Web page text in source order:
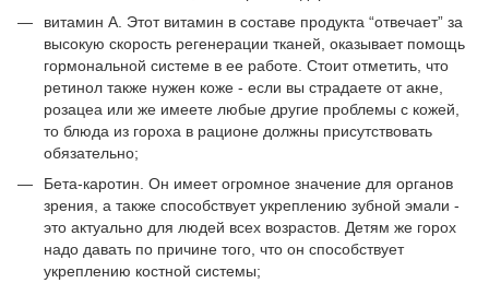
витамин А. Этот витамин в составе продукта “отвечает” за
высокую скорость регенерации тканей, оказывает помощь
гормональной системе в ее работе. Стоит отметить, что
ретинол также нужен коже - если вы страдаете от акне,
розацеа или же имеете любые другие проблемы с кожей,
то блюда из гороха в рационе должны присутствовать
обязательно;
Бета-каротин. Он имеет огромное значение для органов
зрения, а также способствует укреплению зубной эмали -
это актуально для людей всех возрастов. Детям же горох
надо давать по причине того, что он способствует
укреплению костной системы;